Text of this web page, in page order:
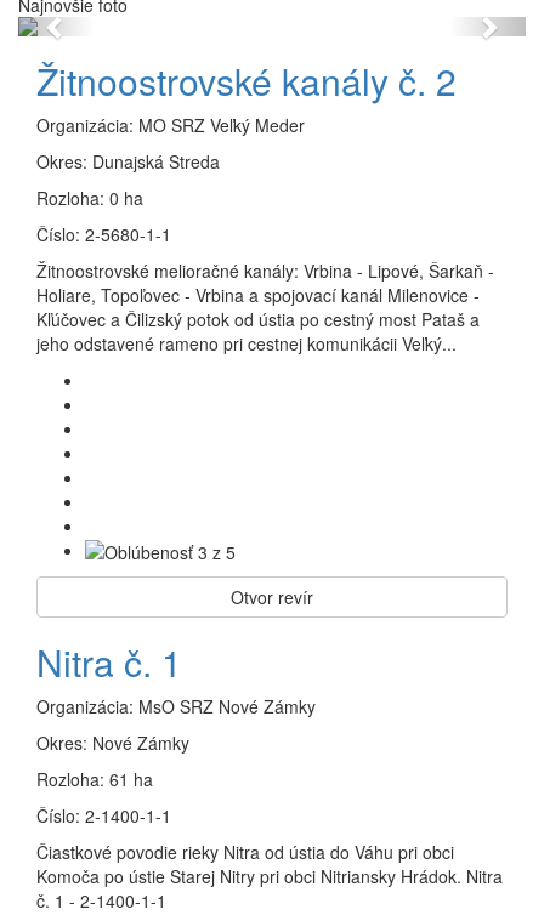
Najnovšie foto
Previous Next
Žitnoostrovské kanály č. 2
Organizácia: MO SRZ Veľký Meder
Okres: Dunajská Streda
Rozloha: 0 ha
Číslo: 2-5680-1-1
Žitnoostrovské melioračné kanály: Vrbina - Lipové, Šarkaň -
Holiare, Topoľovec - Vrbina a spojovací kanál Milenovice -
Kľúčovec a Čilizský potok od ústia po cestný most Pataš a
jeho odstavené rameno pri cestnej komunikácii Veľký...
Otvor revír
Nitra č. 1
Organizácia: MsO SRZ Nové Zámky
Okres: Nové Zámky
Rozloha: 61 ha
Číslo: 2-1400-1-1
Čiastkové povodie rieky Nitra od ústia do Váhu pri obci
Komoča po ústie Starej Nitry pri obci Nitriansky Hrádok. Nitra
č. 1 - 2-1400-1-1